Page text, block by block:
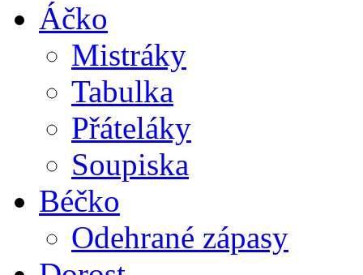
Áčko
Mistráky
Tabulka
Přáteláky
Soupiska
Béčko
Odehrané zápasy